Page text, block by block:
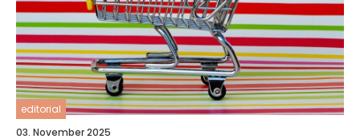
editorial
03. November 2025